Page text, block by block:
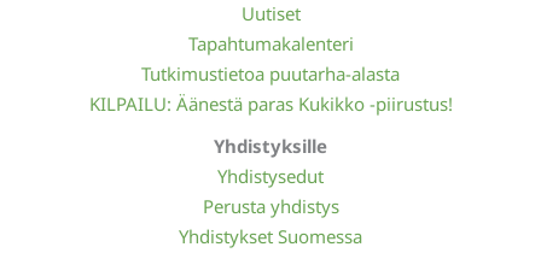
Uutiset
Tapahtumakalenteri
Tutkimustietoa puutarha-alasta
KILPAILU: Äänestä paras Kukikko -piirustus!
Yhdistyksille
Yhdistysedut
Perusta yhdistys
Yhdistykset Suomessa